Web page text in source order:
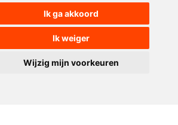
Ik ga akkoord
Ik weiger
Wijzig mijn voorkeuren
tijden
wijzigen
De beste Nederlandstalige muziek
je hier al 20 jaar. In digitale kwaliteit op je